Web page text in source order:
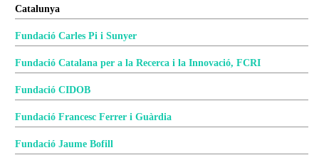
Catalunya
Fundació Carles Pi i Sunyer
Fundació Catalana per a la Recerca i la Innovació, FCRI
Fundació CIDOB
Fundació Francesc Ferrer i Guàrdia
Fundació Jaume Bofill